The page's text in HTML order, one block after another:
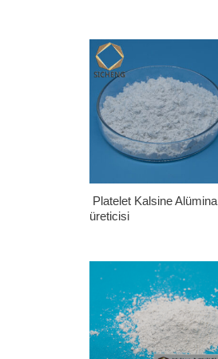
Platelet Kalsine Alümina
üreticisi